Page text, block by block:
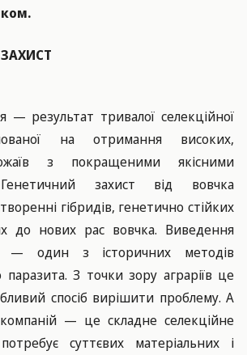
— результат тривалої селекційної
на отримання високих,
з покращеними якісними
захист від вовчка
гібридів, генетично стійких
до нових рас вовчка. Виведення
— один з історичних методів
З точки зору аграріїв це
спосіб вирішити проблему. А
— це складне селекційне
суттєвих матеріальних і